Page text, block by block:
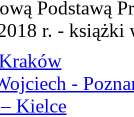
Podstawą
r. -
-
Kielce